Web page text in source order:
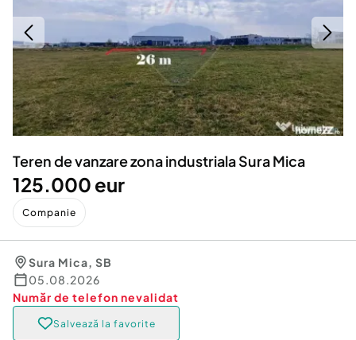
Servicii
Animale de companie
Afaceri și echipamente profesionale
Inchiriere Bunuri si Vehicule
Utilaje agricole si industriale
Piese auto si accesorii
Dacia Duster
Teren de vanzare zona industriala Sura Mica
125.000 eur
Companie
Sura Mica, SB
05.08.2026
Număr de telefon nevalidat
Salvează la favorite